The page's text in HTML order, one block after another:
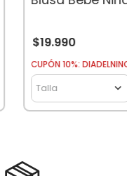
$19.990
CUPÓN 10%:
Talla